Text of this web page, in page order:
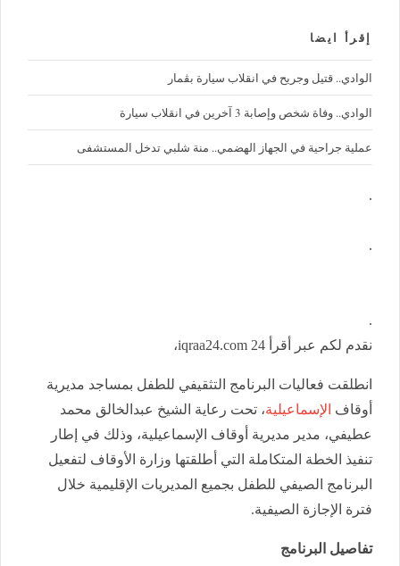
إقرأ ايضا
الوادي.. قتيل وجريح في انقلاب سيارة بڨمار
الوادي.. وفاة شخص وإصابة 3 آخرين في انقلاب سيارة
عملية جراحية في الجهاز الهضمي.. منة شلبي تدخل المستشفى
.
.
.
نقدم لكم عبر أقرأ 24 iqraa24.com،
انطلقت فعاليات البرنامج التثقيفي للطفل بمساجد مديرية
أوقاف الإسماعيلية، تحت رعاية الشيخ عبدالخالق محمد
عطيفي، مدير مديرية أوقاف الإسماعيلية، وذلك في إطار
تنفيذ الخطة المتكاملة التي أطلقتها وزارة الأوقاف لتفعيل
البرنامج الصيفي للطفل بجميع المديريات الإقليمية خلال
فترة الإجازة الصيفية.
تفاصيل البرنامج